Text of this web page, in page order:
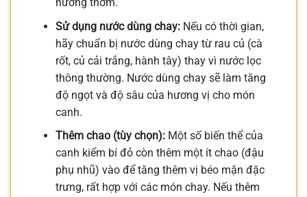
Sử dụng nước dùng chay:Nếu có thời gian,
hãy chuẩn bị nước dùng chay từ rau củ (cà
rốt, củ cải trắng, hành tây) thay vì nước lọc
thông thường. Nước dùng chay sẽ làm tăng
độ ngọt và độ sâu của hương vị cho món
canh.
Thêm chao (tùy chọn):Một số biến thể của
canh kiểm bí đỏ còn thêm một ít chao (đậu
phụ nhũ) vào để tăng thêm vị béo mặn đặc
trưng, rất hợp với các món chay. Nếu thêm